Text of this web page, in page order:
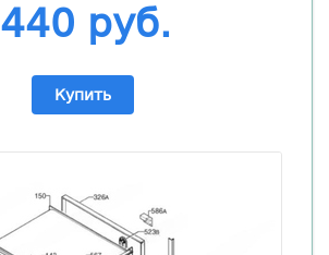
440 руб.
Купить